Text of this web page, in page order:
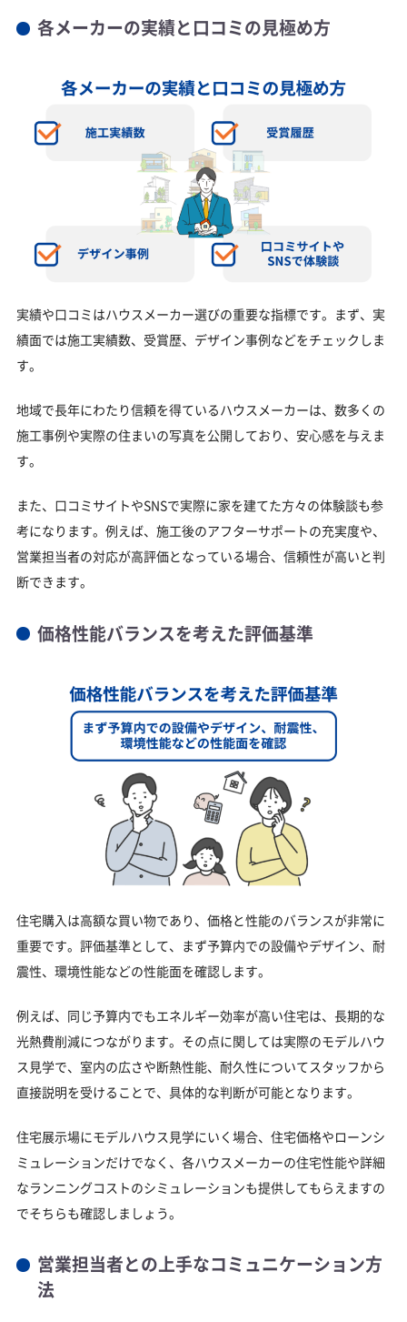
各メーカーの実績と口コミの見極め方
実績や口コミはハウスメーカー選びの重要な指標です。まず、実
績面では施工実績数、受賞歴、デザイン事例などをチェックしま
す。
地域で長年にわたり信頼を得ているハウスメーカーは、数多くの
施工事例や実際の住まいの写真を公開しており、安心感を与えま
す。
また、口コミサイトやSNSで実際に家を建てた方々の体験談も参
考になります。例えば、施工後のアフターサポートの充実度や、
営業担当者の対応が高評価となっている場合、信頼性が高いと判
断できます。
価格性能バランスを考えた評価基準
住宅購入は高額な買い物であり、価格と性能のバランスが非常に
重要です。評価基準として、まず予算内での設備やデザイン、耐
震性、環境性能などの性能面を確認します。
例えば、同じ予算内でもエネルギー効率が高い住宅は、長期的な
光熱費削減につながります。その点に関しては実際のモデルハウ
ス見学で、室内の広さや断熱性能、耐久性についてスタッフから
直接説明を受けることで、具体的な判断が可能となります。
住宅展示場にモデルハウス見学にいく場合、住宅価格やローンシ
ミュレーションだけでなく、各ハウスメーカーの住宅性能や詳細
なランニングコストのシミュレーションも提供してもらえますの
でそちらも確認しましょう。
営業担当者との上手なコミュニケーション方
法